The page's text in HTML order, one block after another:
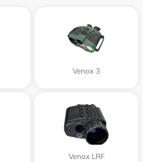
Venox 3
Venox LRF